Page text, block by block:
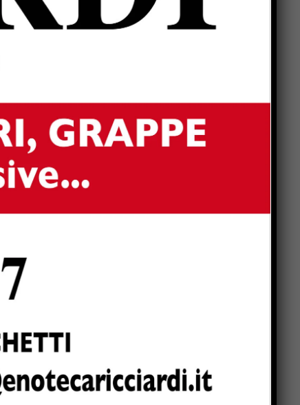
Mestieri artigiani, l’allarme in
commissione: “Un patrimonio
“Sofia Ancora – Musica,
sorrisi, ricordi nell’aria”: il 14